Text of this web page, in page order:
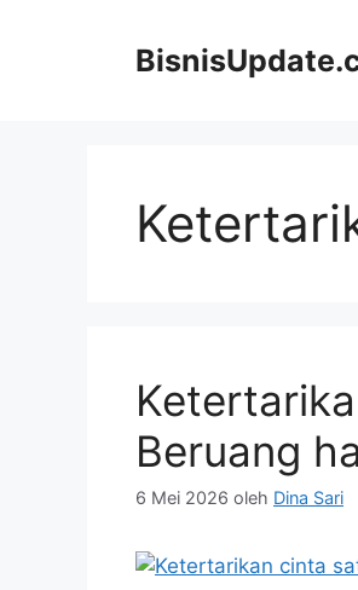
Beruang
6 Mei 2026 oleh Dina Sari